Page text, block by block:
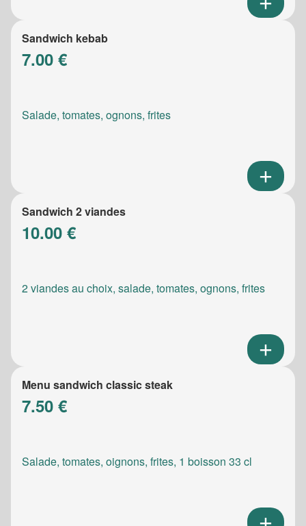
Sandwich kebab
7.00 €
Salade, tomates, ognons, frites
Sandwich 2 viandes
10.00 €
2 viandes au choix, salade, tomates, ognons, frites
Menu sandwich classic steak
7.50 €
Salade, tomates, oignons, frites, 1 boisson 33 cl